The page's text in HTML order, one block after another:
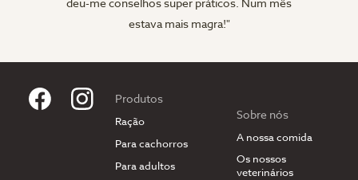
estava mais magra!"
Produtos
Ração
Para cachorros
Para adultos
Sobre nós
A nossa comida
Os nossos
veterinários